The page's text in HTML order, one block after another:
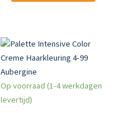
Op voorraad (1-4 werkdagen
levertijd)